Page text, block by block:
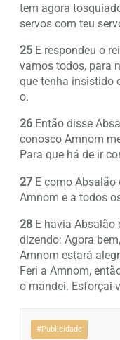
tem agora
servos com teu
25 E respondeu o
vamos todos, para
que tenha insistido
o.
26 Então disse
conosco Amnom
Para que há de ir
27 E como
Amnom e a todos
28 E havia Absalão
dizendo: Agora
Amnom estará
Feri a Amnom,
o mandei. Esforçai-
#Publicidade